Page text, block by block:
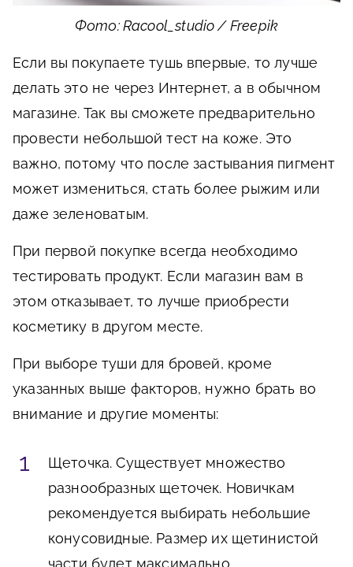
Фото: Racool_studio / Freepik
Если вы покупаете тушь впервые, то лучше
делать это не через Интернет, а в обычном
магазине. Так вы сможете предварительно
провести небольшой тест на коже. Это
важно, потому что после застывания пигмент
может измениться, стать более рыжим или
даже зеленоватым.
При первой покупке всегда необходимо
тестировать продукт. Если магазин вам в
этом отказывает, то лучше приобрести
косметику в другом месте.
При выборе туши для бровей, кроме
указанных выше факторов, нужно брать во
внимание и другие моменты:
Щеточка. Существует множество
разнообразных щеточек. Новичкам
рекомендуется выбирать небольшие
конусовидные. Размер их щетинистой